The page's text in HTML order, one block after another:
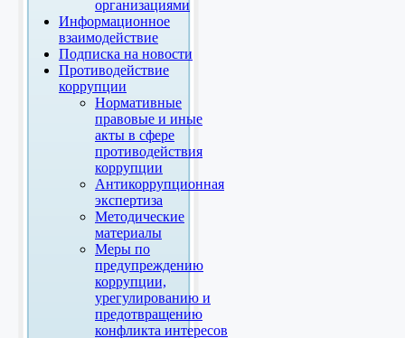
организациями
Информационное
взаимодействие
Подписка на новости
Противодействие
коррупции
Нормативные
правовые и иные
акты в сфере
противодействия
коррупции
Антикоррупционная
экспертиза
Методические
материалы
Меры по
предупреждению
коррупции,
урегулированию и
предотвращению
конфликта интересов